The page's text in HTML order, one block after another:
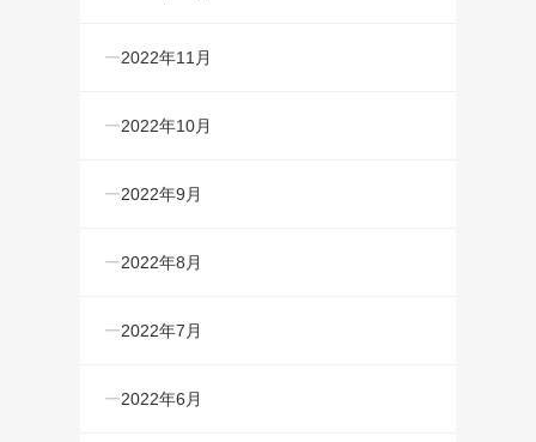
2022年11月
2022年10月
2022年9月
2022年8月
2022年7月
2022年6月